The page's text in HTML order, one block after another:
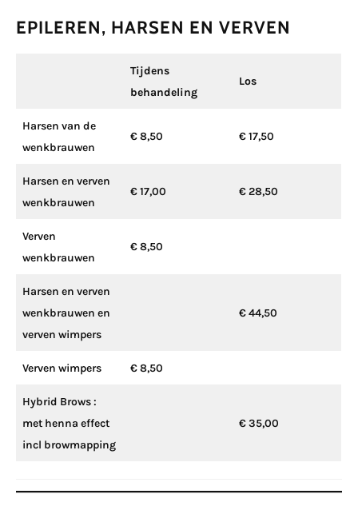
EPILEREN, HARSEN EN VERVEN
Tijdens
behandeling
Los
Harsen van de
wenkbrauwen
€ 8,50 € 17,50
Harsen en verven
wenkbrauwen
€ 17,00 € 28,50
Verven
wenkbrauwen
€ 8,50
Harsen en verven
wenkbrauwen en
verven wimpers
€ 44,50
Verven wimpers € 8,50
Hybrid Brows :
met henna effect
incl browmapping
€ 35,00